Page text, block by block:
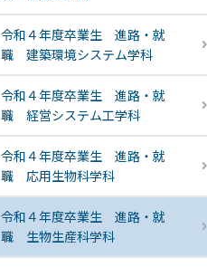
令和４年度卒業生 進路・就
職 建築環境システム学科
令和４年度卒業生 進路・就
職 経営システム工学科
令和４年度卒業生 進路・就
職 応用生物科学科
令和４年度卒業生 進路・就
職 生物生産科学科